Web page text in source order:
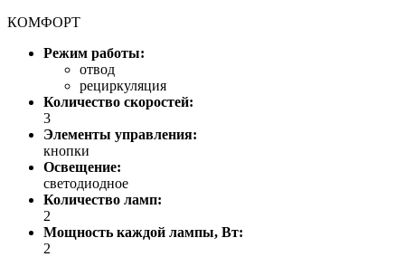
КОМФОРТ
Режим работы:
отвод
рециркуляция
Количество скоростей:
3
Элементы управления:
кнопки
Освещение:
светодиодное
Количество ламп:
2
Мощность каждой лампы, Вт:
2